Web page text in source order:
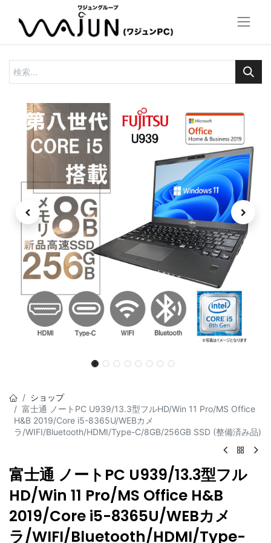
ショップ
富士通 ノートPC U939/13.3型フルHD/Win 11 Pro/MS Office
H&B 2019/Core i5-8365U/WEBカメ
ラ/WIFI/Bluetooth/HDMI/Type-C/8GB/256GB SSD (整備済み品)
富士通 ノートPC U939/13.3型フル
HD/Win 11 Pro/MS Office H&B
2019/Core i5-8365U/WEBカメ
ラ/WIFI/Bluetooth/HDMI/Type-